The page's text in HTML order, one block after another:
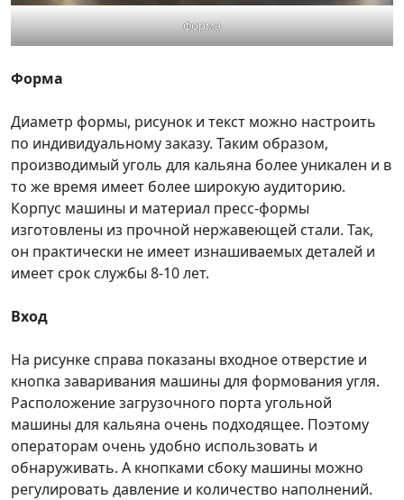
форма
Форма
Диаметр формы, рисунок и текст можно настроить
по индивидуальному заказу. Таким образом,
производимый уголь для кальяна более уникален и в
то же время имеет более широкую аудиторию.
Корпус машины и материал пресс-формы
изготовлены из прочной нержавеющей стали. Так,
он практически не имеет изнашиваемых деталей и
имеет срок службы 8-10 лет.
Вход
На рисунке справа показаны входное отверстие и
кнопка заваривания машины для формования угля.
Расположение загрузочного порта угольной
машины для кальяна очень подходящее. Поэтому
операторам очень удобно использовать и
обнаруживать. А кнопками сбоку машины можно
регулировать давление и количество наполнений.